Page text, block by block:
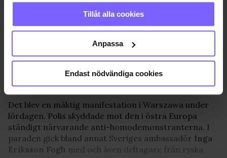
Samla in information om din geografiska plats
som kan ha en noggrannhet på upp till flera meter
Identifiera din enhet genom att aktivt skanna den
för specifika kännetecken (fingeravtryck)
Ta reda på mer om hur dina personliga uppgifter
Du kan ändra eller dra tillbaka ditt samtycke när som
helst från cookie-förklaringen.
Vi använder enhetsidentifierare för att anpassa innehållet
och annonserna till användarna, tillhandahålla funktioner
för sociala medier och analysera vår trafik. Vi
vidarebefordrar även sådana identifierare och annan
Tillåt alla cookies
Anpassa
Endast nödvändiga cookies
Foto: Fredrik Svensson
Det blev en mäktig manifestation i Warszawa under
lördagen. Polis skyddade mot den i östra Europa
ständigt närvarande anti-homodemonstranterna. I
paraden gick bland annat Sveriges ambassadör Inga
Eriksson Fogh med och även deltagare från ryska